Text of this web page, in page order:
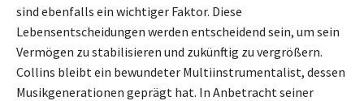
sind ebenfalls ein wichtiger Faktor. Diese
Lebensentscheidungen werden entscheidend sein, um sein
Vermögen zu stabilisieren und zukünftig zu vergrößern.
Collins bleibt ein bewundeter Multiinstrumentalist, dessen
Musikgenerationen geprägt hat. In Anbetracht seiner